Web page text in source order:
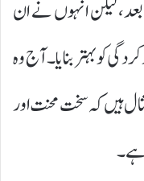
لیکن انہوں نے ان
کو بہتر بنایا۔ آج وہ
ہیں کہ سخت محنت اور
ہے۔